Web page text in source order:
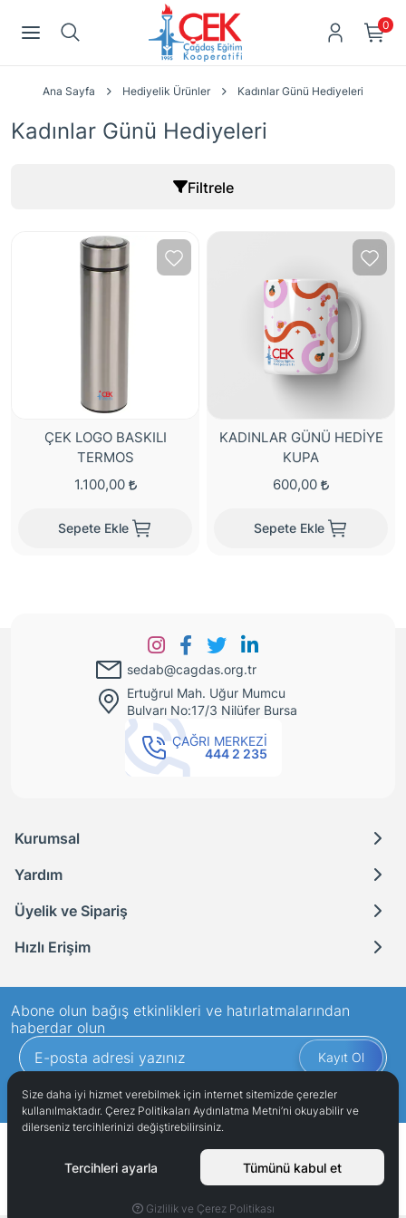
0
Ana Sayfa Hediyelik Ürünler Kadınlar Günü Hediyeleri
Kadınlar Günü Hediyeleri
Filtrele
ÇEK LOGO BASKILI
TERMOS
1.100,00
Sepete Ekle
KADINLAR GÜNÜ HEDİYE
KUPA
600,00
Sepete Ekle
sedab@cagdas.org.tr
Ertuğrul Mah. Uğur Mumcu
Bulvarı No:17/3 Nilüfer Bursa
ÇAĞRI MERKEZİ
444 2 235
Kurumsal
Yardım
Üyelik ve Sipariş
Hızlı Erişim
Abone olun bağış etkinlikleri ve hatırlatmalarından
haberdar olun
Kayıt Ol
Gizlilik politikasınıokudum ve elektronik posta almayı kabul ediyorum.
Çağdaş Eğitim Kooperatifi
saklıdır.
Size daha iyi hizmet verebilmek için internet sitemizde çerezler
kullanılmaktadır. Çerez Politikaları Aydınlatma Metni’ni okuyabilir ve
dilerseniz tercihlerinizi değiştirebilirsiniz.
Tercihleri ayarla Tümünü kabul et
Gizlilik ve Çerez Politikası